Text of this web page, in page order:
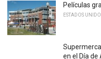
Películas
ESTADOS
en el Día de